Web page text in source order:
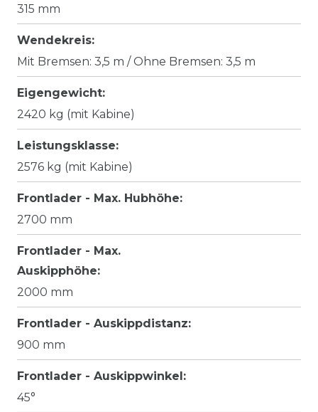
315 mm
Wendekreis:
Mit Bremsen: 3,5 m / Ohne Bremsen: 3,5 m
Eigengewicht:
2420 kg (mit Kabine)
Leistungsklasse:
2576 kg (mit Kabine)
Frontlader - Max. Hubhöhe:
2700 mm
Frontlader - Max.
Auskipphöhe:
2000 mm
Frontlader - Auskippdistanz:
900 mm
Frontlader - Auskippwinkel:
45°